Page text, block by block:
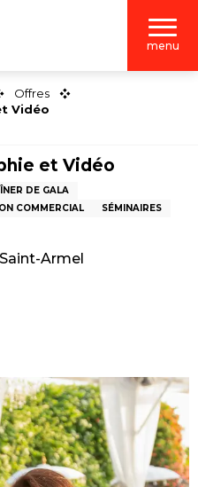
menu
Offres
Vidéo
et Vidéo
DE GALA
COMMERCIAL
SÉMINAIRES
Armel